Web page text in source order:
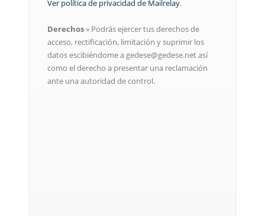
Ver política de privacidad de Mailrelay.
Derechos» Podrás ejercer tus derechos de
acceso, rectificación, limitación y suprimir los
datos escibiéndome a gedese@gedese.net así
como el derecho a presentar una reclamación
ante una autoridad de control.